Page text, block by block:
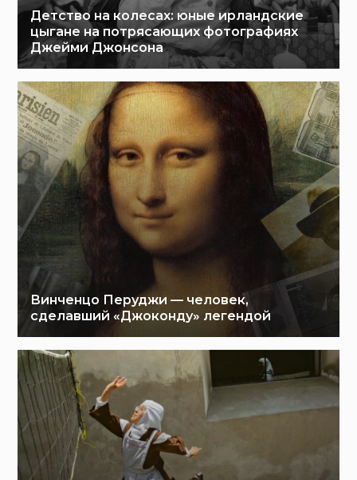
Детство на колесах: юные ирландские
цыгане на потрясающих фотографиях
Джейми Джонсона
Винченцо Перуджи — человек,
сделавший «Джоконду» легендой